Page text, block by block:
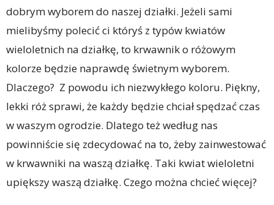
dobrym wyborem do naszej działki. Jeżeli sami
mielibyśmy polecić ci któryś z typów kwiatów
wieloletnich na działkę, to krwawnik o różowym
kolorze będzie naprawdę świetnym wyborem.
Dlaczego? Z powodu ich niezwykłego koloru. Piękny,
lekki róż sprawi, że każdy będzie chciał spędzać czas
w waszym ogrodzie. Dlatego też według nas
powinniście się zdecydować na to, żeby zainwestować
w krwawniki na waszą działkę. Taki kwiat wieloletni
upiększy waszą działkę. Czego można chcieć więcej?